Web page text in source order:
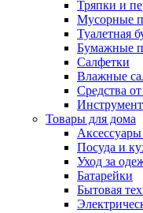
Тряпки и
Мусорные
Туалетная
Бумажные
Салфетки
Влажные
Средства
Товары для дома
Посуда и
Уход за
Батарейки
Бытовая